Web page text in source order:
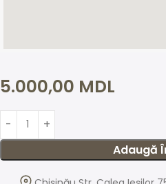
5.000,00 MDL
Adaugă